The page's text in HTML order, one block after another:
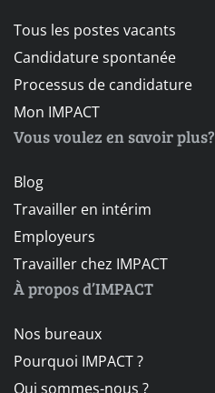
Tous les postes vacants
Candidature spontanée
Processus de candidature
Mon IMPACT
Vous voulez en savoir plus?
Blog
Travailler en intérim
Employeurs
Travailler chez IMPACT
À propos d’IMPACT
Nos bureaux
Pourquoi IMPACT ?
Qui sommes-nous ?